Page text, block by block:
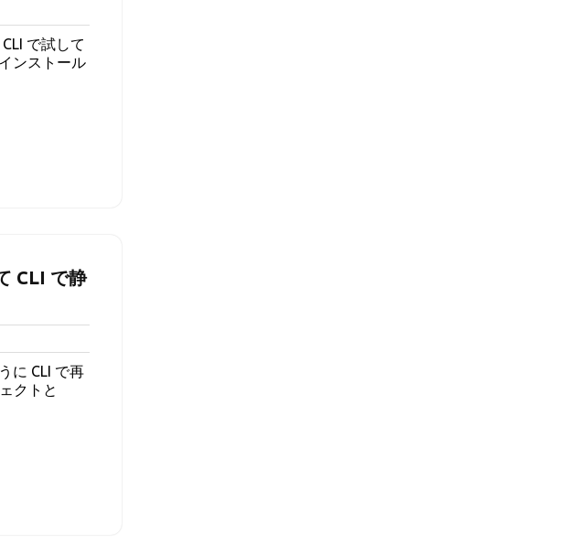
で試して
ンストール
CLI で静
に CLI で再
クトと